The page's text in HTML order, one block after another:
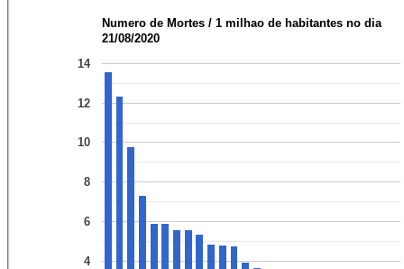
Numero de Mortes / 1 milhao de habitantes no dia
21/08/2020
4
6
8
10
12
14